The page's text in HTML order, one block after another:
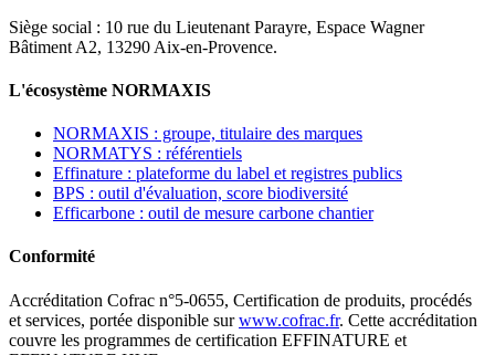
Siège social : 10 rue du Lieutenant Parayre, Espace Wagner
Bâtiment A2, 13290 Aix-en-Provence.
L'écosystème NORMAXIS
NORMAXIS : groupe, titulaire des marques
NORMATYS : référentiels
Effinature : plateforme du label et registres publics
BPS : outil d'évaluation, score biodiversité
Efficarbone : outil de mesure carbone chantier
Conformité
Accréditation Cofrac n°5-0655, Certification de produits, procédés
et services, portée disponible surwww.cofrac.fr. Cette accréditation
couvre les programmes de certification EFFINATURE et